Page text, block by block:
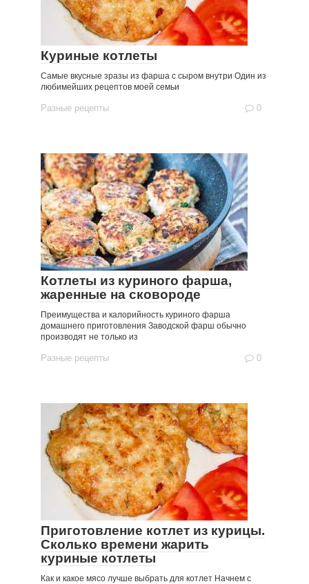
Куриные котлеты
Самые вкусные зразы из фарша с сыром внутри Один из
любимейших рецептов моей семьи
Разные рецепты 0
Котлеты из куриного фарша,
жаренные на сковороде
Преимущества и калорийность куриного фарша
домашнего приготовления Заводской фарш обычно
производят не только из
Разные рецепты 0
Приготовление котлет из курицы.
Сколько времени жарить
куриные котлеты
Как и какое мясо лучше выбрать для котлет Начнем с